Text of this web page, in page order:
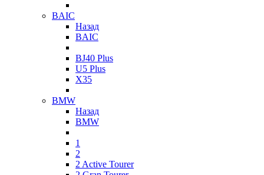
BAIC
Назад
BAIC
BJ40 Plus
U5 Plus
X35
BMW
Назад
BMW
1
2
2 Active Tourer